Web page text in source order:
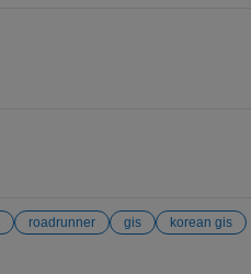
roadrunner gis korean gis